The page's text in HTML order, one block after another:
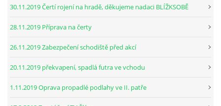
30.11.2019 Čertí rojení na hradě, děkujeme nadaci BLÍŽKSOBĚ
28.11.2019 Příprava na čerty
26.11.2019 Zabezpečení schodiště před akcí
20.11.2019 překvapení, spadlá futra ve vchodu
1.11.2019 Oprava propadlé podlahy ve II. patře